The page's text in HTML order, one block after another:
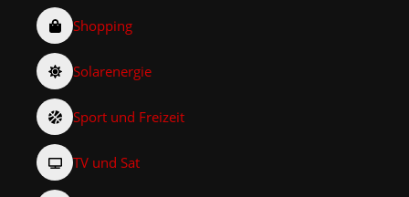
Shopping
Solarenergie
Sport und Freizeit
TV und Sat